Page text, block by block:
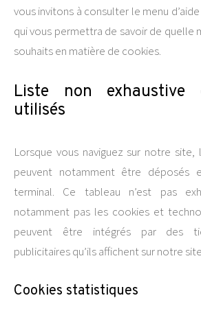
vous invitons à consulter le menu
qui vous permettra de savoir de quelle
souhaits en matière de cookies.
Liste non exhaustive
utilisés
Lorsque vous naviguez sur notre site,
peuvent notamment être déposés
terminal. Ce tableau n’est pas
notamment pas les cookies et
peuvent être intégrés par des
publicitaires qu’ils affichent sur notre
Cookies statistiques